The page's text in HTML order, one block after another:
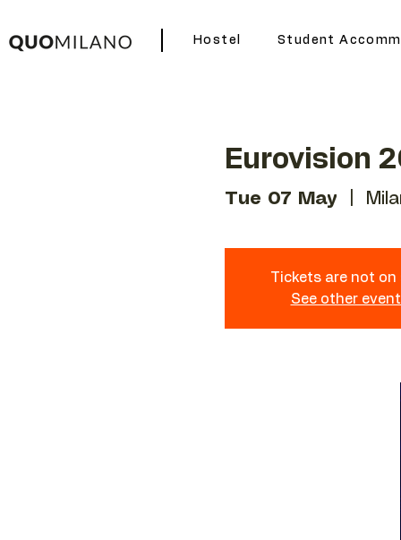
Hostel Student
Eurovision
Tue 07 May
Tickets are not on
See other